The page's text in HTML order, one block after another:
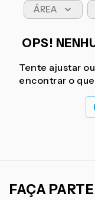
ÁREA
OPS!
Tente ajustar
encontrar o
FAÇA